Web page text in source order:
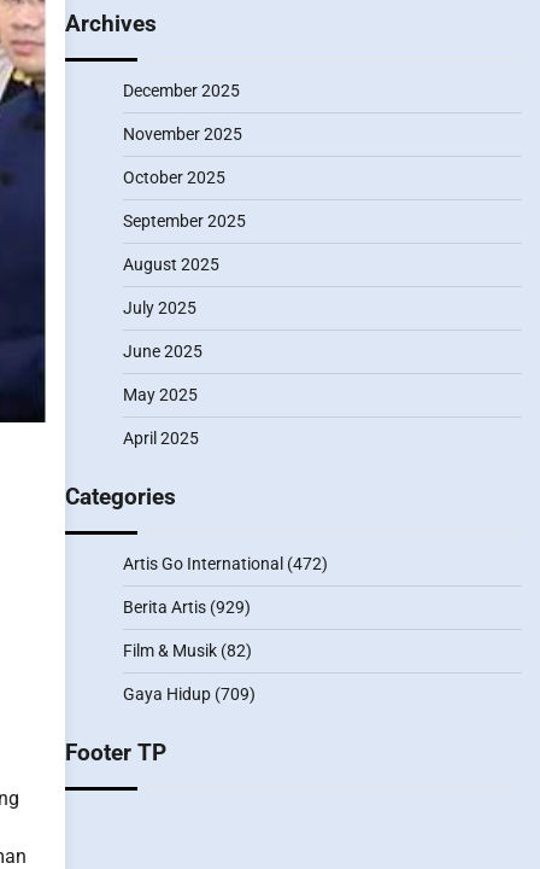
Archives
December 2025
November 2025
October 2025
September 2025
August 2025
July 2025
June 2025
May 2025
April 2025
Categories
Artis Go International (472)
Berita Artis(929)
Film & Musik(82)
Gaya Hidup(709)
Footer TP